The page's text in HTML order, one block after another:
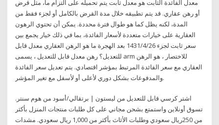
معدل الفائدة الثابت هو معدل ثابت يتم تحميله على التزام ما، مثل قرض
أو رهن عقاري. قد يتم تطبيقه خلال مدة القرض بالكامل أو لجزء فقط من
المدة، لكنه يظل كما هو طوال فترة محددة. يمكن أن تحتوي الرهون
العقارية على خيارات متعددة لأسعار الفائدة، بما في ذلك خيار يجمع بين
سعر ثابت لجزء 26‏‏/4‏‏/1431 بعد الهجرة ما هو الرهن العقاري معدل قابل
للتعديل؟ رهن معدل قابل للتعديل ، يسمى arm للاختصار ، هو الرهن
العقاري مع سعر الفائدة المرتبط بمؤشر اقتصادي. يتم تعديل سعر الفائدة
والمدفوعات بشكل دوري لأعلى أو لأسفل مع تغير المؤشر.
اشتر كرسي قابل للتعديل من ليستون | برتقالي/أسود من هوم سنتر.
تسوق أونلاين واستمتع بشحن مجاني على كل طلبات منتجات المنزل بأكثر
من 250ريال سعودي وطلبات الأثاث بأكثر من 1,000 ريال سعودي. مشدات